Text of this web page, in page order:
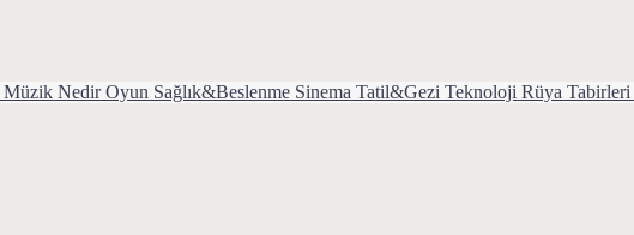
Müzik Nedir Oyun Sağlık&Beslenme Sinema Tatil&Gezi Teknoloji Rüya Tabirleri